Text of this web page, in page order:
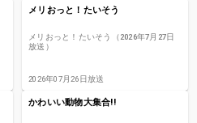
メリおっと！たいそう
メリおっと！たいそう（2026年7月27日
放送）
2026年07月26日放送
かわいい動物大集合!!